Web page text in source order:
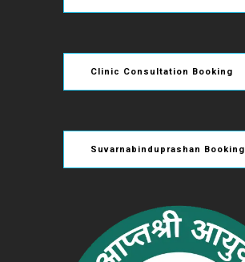
Clinic Consultation Booking
Suvarnabinduprashan Booking